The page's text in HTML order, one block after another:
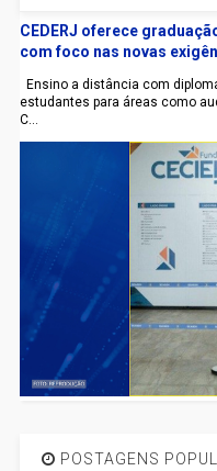
CEDERJ oferece
com foco nas novas
Ensino a distância com
estudantes para áreas como
C...
POSTAGENS